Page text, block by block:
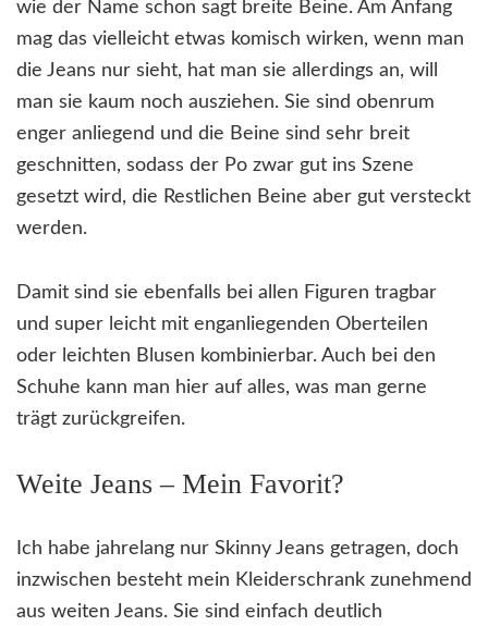
wie der Name schon sagt breite Beine. Am Anfang
mag das vielleicht etwas komisch wirken, wenn man
die Jeans nur sieht, hat man sie allerdings an, will
man sie kaum noch ausziehen. Sie sind obenrum
enger anliegend und die Beine sind sehr breit
geschnitten, sodass der Po zwar gut ins Szene
gesetzt wird, die Restlichen Beine aber gut versteckt
werden.
Damit sind sie ebenfalls bei allen Figuren tragbar
und super leicht mit enganliegenden Oberteilen
oder leichten Blusen kombinierbar. Auch bei den
Schuhe kann man hier auf alles, was man gerne
trägt zurückgreifen.
Weite Jeans – Mein Favorit?
Ich habe jahrelang nur Skinny Jeans getragen, doch
inzwischen besteht mein Kleiderschrank zunehmend
aus weiten Jeans. Sie sind einfach deutlich